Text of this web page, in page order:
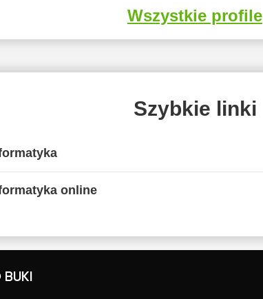
Wszystkie profile
Szybkie linki
online
BUKI